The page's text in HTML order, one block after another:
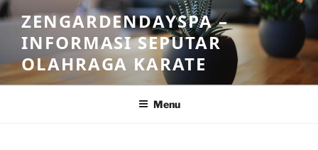
Skip
to
content
ZENGARDENDAYSPA –
INFORMASI SEPUTAR
OLAHRAGA KARATE
Menu